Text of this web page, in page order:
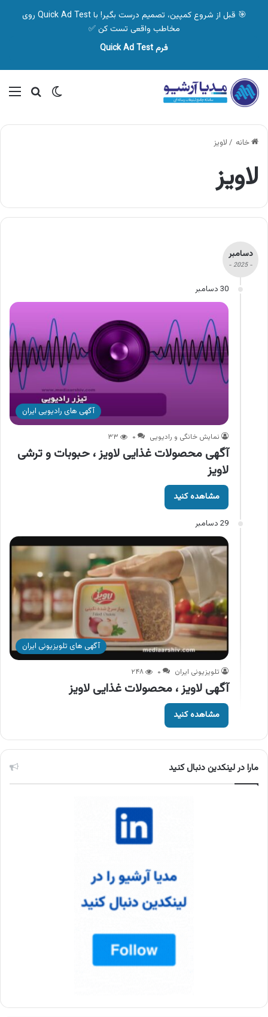
🎯 قبل از شروع کمپین، تصمیم درست بگیر! با Quick Ad Test روی
مخاطب واقعی تست کن ✅
فرم Quick Ad Test
تغییر پوسته
خانه / لاویز
لاویز
دسامبر
- 2025 -
30 دسامبر
آگهی های رادیویی ایران
نمایش خانگی و رادیویی ۰ ۳۳
آگهی محصولات غذایی لاویز ، حبوبات و ترشی
لاویز
مشاهده کنید
29 دسامبر
آگهی های تلویزیونی ایران
تلویزیونی ایران ۰ ۲۴۸
آگهی لاویز ، محصولات غذایی لاویز
مشاهده کنید
مارا در لینکدین دنبال کنید